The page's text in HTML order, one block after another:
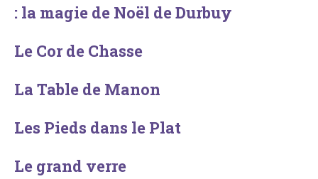
: la magie de Noël de Durbuy
Le Cor de Chasse
La Table de Manon
Les Pieds dans le Plat
Le grand verre